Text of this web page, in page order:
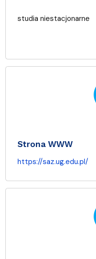
studia niestacjonarne
Strona WWW
https://saz.ug.edu.pl/